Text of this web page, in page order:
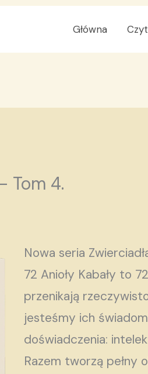
Główna
Tom 4.
Nowa seria
72 Anioły Kabały to
przenikają
jesteśmy ich
doświadczenia:
Razem tworzą pełny